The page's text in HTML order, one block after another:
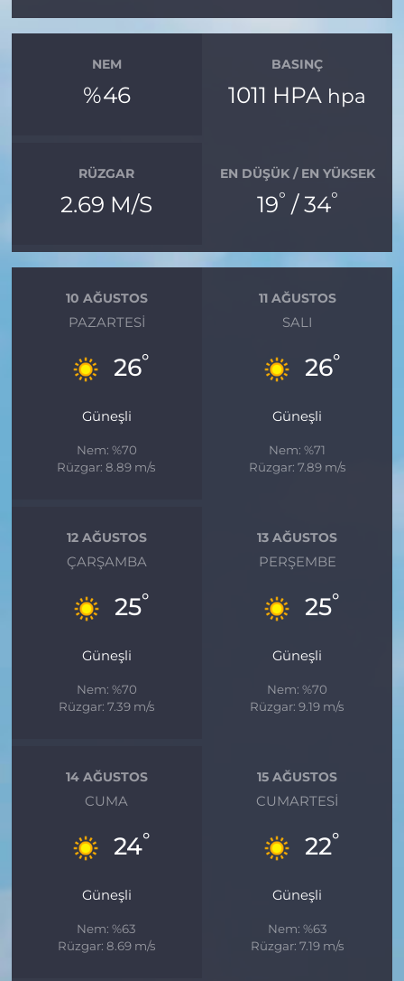
NEM
%46
BASINÇ
1011 HPA hpa
RÜZGAR
2.69 M/S
EN DÜŞÜK / EN YÜKSEK
19° / 34°
10 AĞUSTOS
PAZARTESI
26°
Güneşli
Nem: %70
Rüzgar: 8.89 m/s
11 AĞUSTOS
SALI
26°
Güneşli
Nem: %71
Rüzgar: 7.89 m/s
12 AĞUSTOS
ÇARŞAMBA
25°
Güneşli
Nem: %70
Rüzgar: 7.39 m/s
13 AĞUSTOS
PERŞEMBE
25°
Güneşli
Nem: %70
Rüzgar: 9.19 m/s
14 AĞUSTOS
CUMA
24°
Güneşli
Nem: %63
Rüzgar: 8.69 m/s
15 AĞUSTOS
CUMARTESI
22°
Güneşli
Nem: %63
Rüzgar: 7.19 m/s